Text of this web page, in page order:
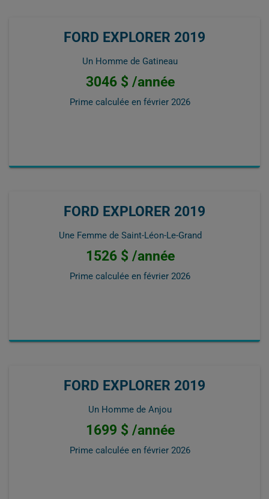
FORD EXPLORER 2019
Un Homme de Gatineau
3046 $ /année
Prime calculée en février 2026
FORD EXPLORER 2019
Une Femme de Saint-Léon-Le-Grand
1526 $ /année
Prime calculée en février 2026
FORD EXPLORER 2019
Un Homme de Anjou
1699 $ /année
Prime calculée en février 2026